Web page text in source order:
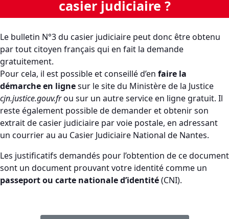
casier judiciaire ?
Le bulletin N°3 du casier judiciaire peut donc être obtenu
par tout citoyen français qui en fait la demande
gratuitement.
Pour cela, il est possible et conseillé d’en faire la
démarche en lignesur le site du Ministère de la Justice
cjn.justice.gouv.frou sur un autre service en ligne gratuit. Il
reste également possible de demander et obtenir son
extrait de casier judiciaire par voie postale, en adressant
un courrier au au Casier Judiciaire National de Nantes.
Les justificatifs demandés pour l’obtention de ce document
sont un document prouvant votre identité comme un
passeport ou carte nationale d’identité(CNI).